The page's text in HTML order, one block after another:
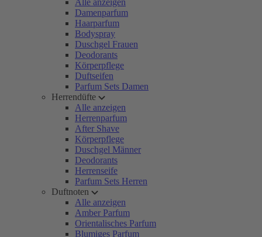
Alle anzeigen
Damenparfum
Haarparfum
Bodyspray
Duschgel Frauen
Deodorants
Körperpflege
Duftseifen
Parfum Sets Damen
Herrendüfte
Alle anzeigen
Herrenparfum
After Shave
Körperpflege
Duschgel Männer
Deodorants
Herrenseife
Parfum Sets Herren
Duftnoten
Alle anzeigen
Amber Parfum
Orientalisches Parfum
Blumiges Parfum